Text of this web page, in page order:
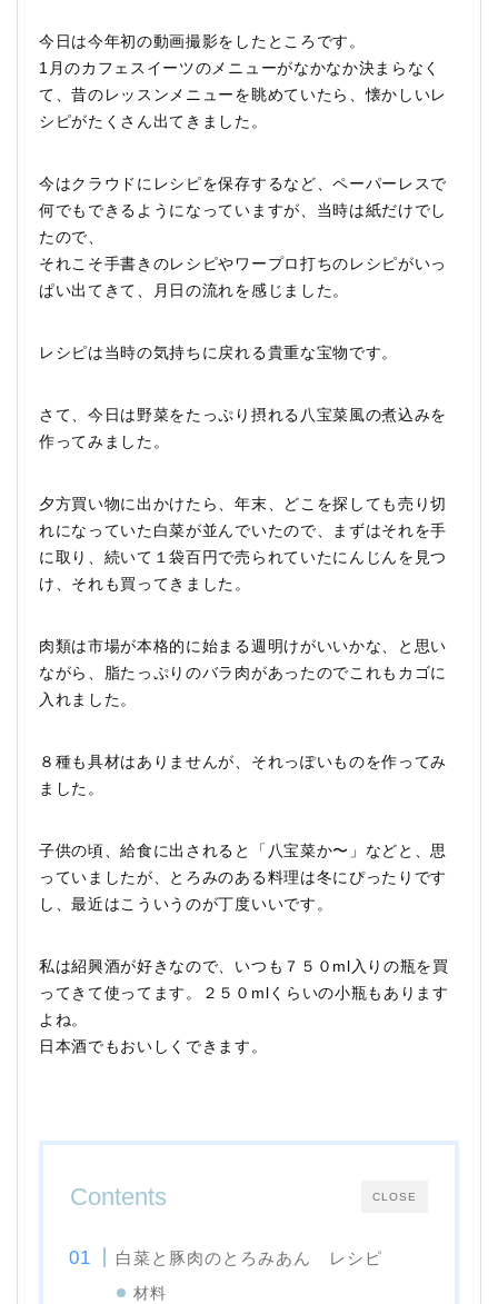
今日は今年初の動画撮影をしたところです。
1月のカフェスイーツのメニューがなかなか決まらなく
て、昔のレッスンメニューを眺めていたら、懐かしいレ
シピがたくさん出てきました。
今はクラウドにレシピを保存するなど、ペーパーレスで
何でもできるようになっていますが、当時は紙だけでし
たので、
それこそ手書きのレシピやワープロ打ちのレシピがいっ
ぱい出てきて、月日の流れを感じました。
レシピは当時の気持ちに戻れる貴重な宝物です。
さて、今日は野菜をたっぷり摂れる八宝菜風の煮込みを
作ってみました。
夕方買い物に出かけたら、年末、どこを探しても売り切
れになっていた白菜が並んでいたので、まずはそれを手
に取り、続いて１袋百円で売られていたにんじんを見つ
け、それも買ってきました。
肉類は市場が本格的に始まる週明けがいいかな、と思い
ながら、脂たっぷりのバラ肉があったのでこれもカゴに
入れました。
８種も具材はありませんが、それっぽいものを作ってみ
ました。
子供の頃、給食に出されると「八宝菜か〜」などと、思
っていましたが、とろみのある料理は冬にぴったりです
し、最近はこういうのが丁度いいです。
私は紹興酒が好きなので、いつも７５０ml入りの瓶を買
ってきて使ってます。２５０mlくらいの小瓶もあります
よね。
日本酒でもおいしくできます。
CLOSE
Contents
白菜と豚肉のとろみあん レシピ
材料